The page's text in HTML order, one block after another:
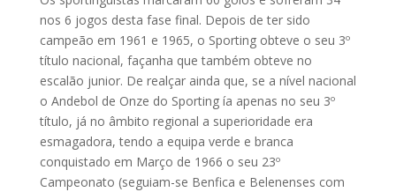
nos 6 jogos desta fase final. Depois de ter sido
campeão em 1961 e 1965, o Sporting obteve o seu 3º
título nacional, façanha que também obteve no
escalão junior. De realçar ainda que, se a nível nacional
o Andebol de Onze do Sporting ía apenas no seu 3º
título, já no âmbito regional a superioridade era
esmagadora, tendo a equipa verde e branca
conquistado em Março de 1966 o seu 23º
Campeonato (seguiam-se Benfica e Belenenses com